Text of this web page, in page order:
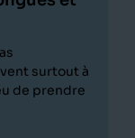
surtout à
de prendre